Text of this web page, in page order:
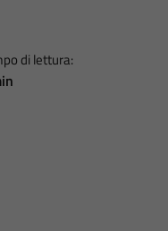
di lettura: